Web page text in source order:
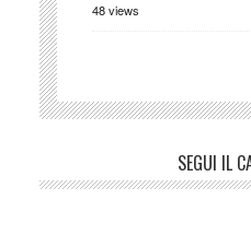
48 views
SEGUI IL